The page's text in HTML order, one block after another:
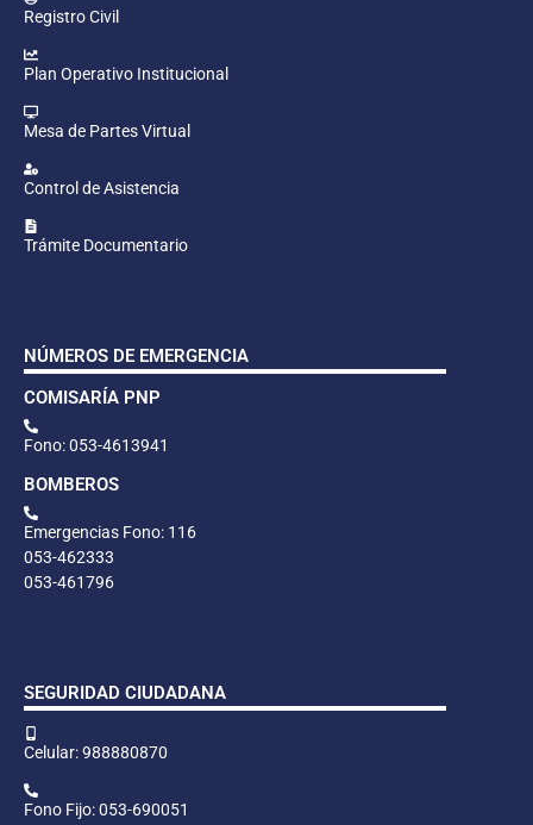
Registro Civil
Plan Operativo Institucional
Mesa de Partes Virtual
Control de Asistencia
Trámite Documentario
NÚMEROS DE EMERGENCIA
COMISARÍA PNP
Fono: 053-4613941
BOMBEROS
Emergencias Fono: 116
053-462333
053-461796
SEGURIDAD CIUDADANA
Celular: 988880870
Fono Fijo: 053-690051